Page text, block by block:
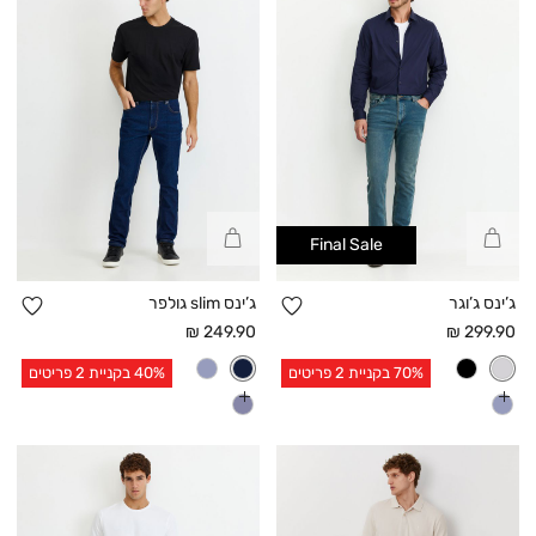
Final Sale
קנייה
מהירה
ג’ינס ג’וגר
הוספה
למועדפים
מחיר
אחרי
הנחה
299.90 ₪
עוד
70% בקניית 2 פריטים
קנייה
מהירה
ג’ינס slim גולפר
מחיר
אחרי
הנחה
249.90 ₪
עוד
40% בקניית 2 פריטים